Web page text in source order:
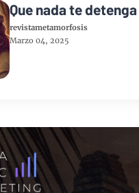
Que nada te detenga
revistametamorfosis
Marzo 04, 2025